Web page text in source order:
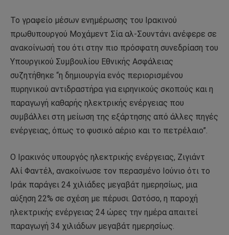
Το γραφείο μέσων ενημέρωσης του Ιρακινού
πρωθυπουργού Μοχάμεντ Σία αλ-Σουντάνι ανέφερε σε
ανακοίνωσή του ότι στην πιο πρόσφατη συνεδρίαση του
Υπουργικού Συμβουλίου Εθνικής Ασφάλειας
συζητήθηκε “η δημιουργία ενός περιορισμένου
πυρηνικού αντιδραστήρα για ειρηνικούς σκοπούς και η
παραγωγή καθαρής ηλεκτρικής ενέργειας που
συμβάλλει στη μείωση της εξάρτησης από άλλες πηγές
ενέργειας, όπως το φυσικό αέριο και το πετρέλαιο”.
Ο Ιρακινός υπουργός ηλεκτρικής ενέργειας, Ζιγιάντ
Αλί Φαντέλ, ανακοίνωσε τον περασμένο Ιούνιο ότι το
Ιράκ παράγει 24 χιλιάδες μεγαβάτ ημερησίως, μια
αύξηση 22% σε σχέση με πέρυσι. Ωστόσο, η παροχή
ηλεκτρικής ενέργειας 24 ώρες την ημέρα απαιτεί
παραγωγή 34 χιλιάδων μεγαβάτ ημερησίως.